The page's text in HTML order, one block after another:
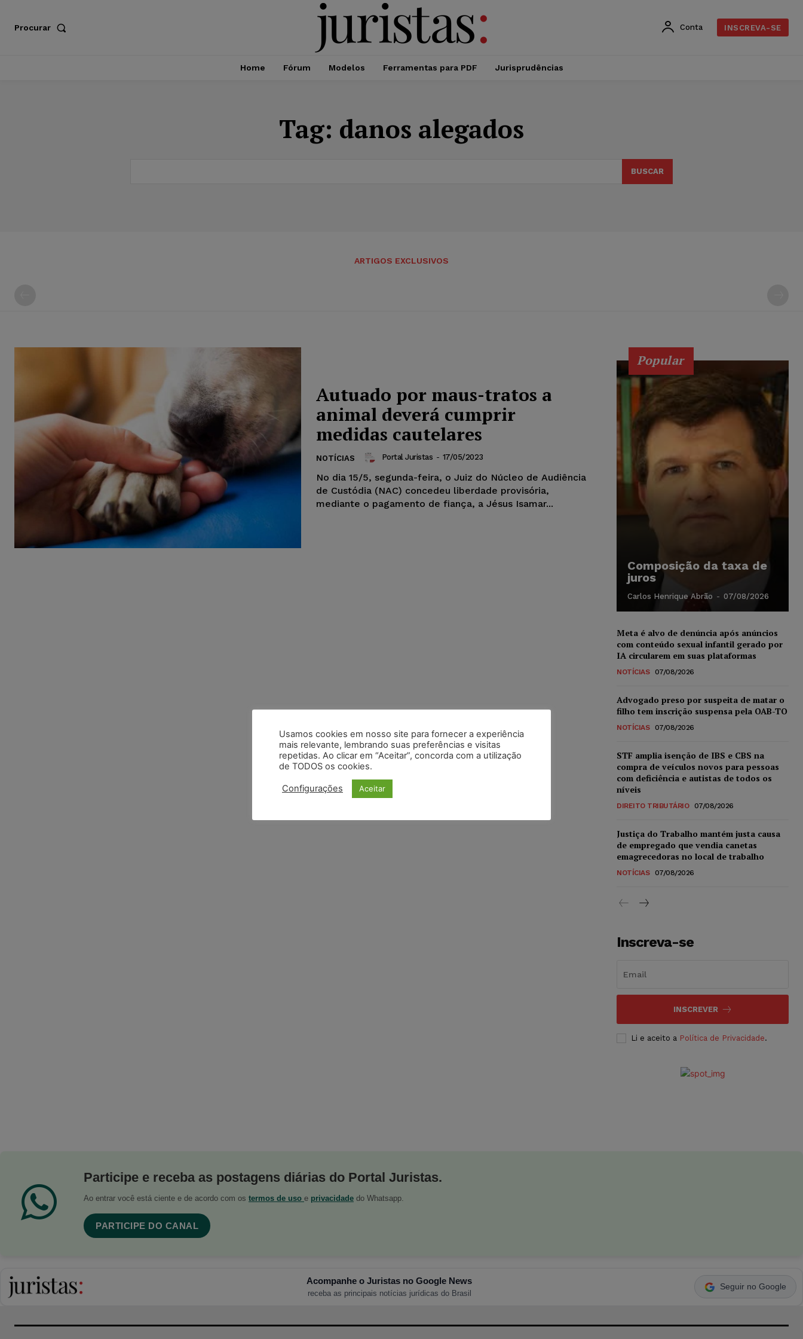
Procurar Conta INSCREVA-SE
Home Fórum Modelos Ferramentas para PDF Jurisprudências
Tag: danos alegados
BUSCAR
ARTIGOS EXCLUSIVOS
Autuado por maus-tratos a
animal deverá cumprir
medidas cautelares
NOTÍCIAS Portal Juristas - 17/05/2023
No dia 15/5, segunda-feira, o Juiz do Núcleo de Audiência
de Custódia (NAC) concedeu liberdade provisória,
mediante o pagamento de fiança, a Jésus Isamar...
Popular
Composição da taxa de
juros
Carlos Henrique Abrão - 07/08/2026
Meta é alvo de denúncia após anúncios
com conteúdo sexual infantil gerado por
IA circularem em suas plataformas
NOTÍCIAS 07/08/2026
Advogado preso por suspeita de matar o
filho tem inscrição suspensa pela OAB-TO
NOTÍCIAS 07/08/2026
STF amplia isenção de IBS e CBS na
compra de veículos novos para pessoas
com deficiência e autistas de todos os
níveis
DIREITO TRIBUTÁRIO 07/08/2026
Justiça do Trabalho mantém justa causa
de empregado que vendia canetas
emagrecedoras no local de trabalho
NOTÍCIAS 07/08/2026
Inscreva-se
INSCREVER
Li e aceito a Política de Privacidade.
Participe e receba as postagens diárias do Portal Juristas.
Ao entrar você está ciente e de acordo com os termos de uso e privacidade do Whatsapp.
PARTICIPE DO CANAL
Acompanhe o Juristas no Google News
receba as principais notícias jurídicas do Brasil
Seguir no Google
Usamos cookies em nosso site para fornecer a experiência
mais relevante, lembrando suas preferências e visitas
repetidas. Ao clicar em “Aceitar”, concorda com a utilização
de TODOS os cookies.
Configurações Aceitar